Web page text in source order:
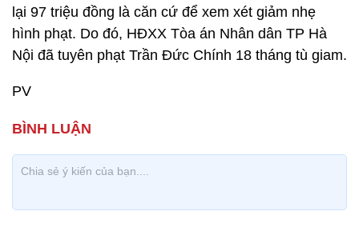
lại 97 triệu đồng là căn cứ để xem xét giảm nhẹ
hình phạt. Do đó, HĐXX Tòa án Nhân dân TP Hà
Nội đã tuyên phạt Trần Đức Chính 18 tháng tù giam.
PV